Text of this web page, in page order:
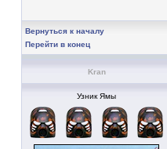
Вернуться к началу
Перейти в конец
Kran
Узник Ямы